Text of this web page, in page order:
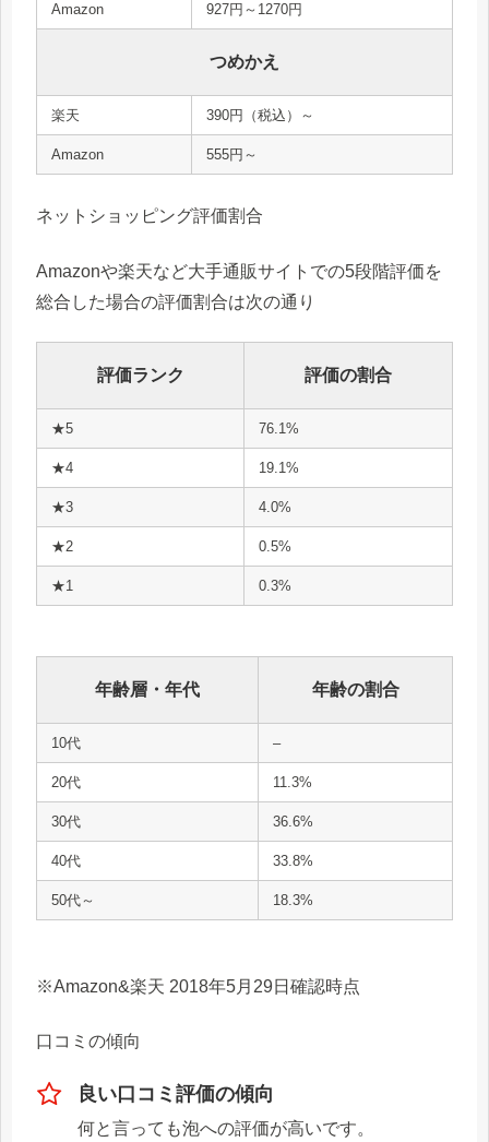
Amazon 927円～1270円
つめかえ
楽天 390円（税込）～
Amazon 555円～
ネットショッピング評価割合
Amazonや楽天など大手通販サイトでの5段階評価を
総合した場合の評価割合は次の通り
評価ランク 評価の割合
★5 76.1%
★4 19.1%
★3 4.0%
★2 0.5%
★1 0.3%
年齢層・年代 年齢の割合
10代 –
20代 11.3%
30代 36.6%
40代 33.8%
50代～ 18.3%
※Amazon&楽天 2018年5月29日確認時点
口コミの傾向
良い口コミ評価の傾向
何と言っても泡への評価が高いです。